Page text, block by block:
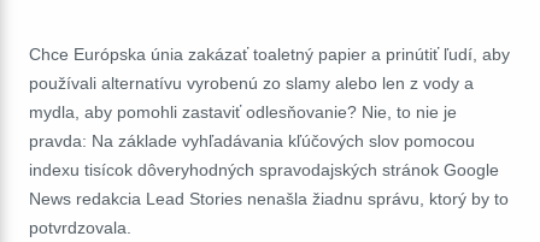
Chce Európska únia zakázať toaletný papier a prinútiť ľudí, aby
používali alternatívu vyrobenú zo slamy alebo len z vody a
mydla, aby pomohli zastaviť odlesňovanie? Nie, to nie je
pravda: Na základe vyhľadávania kľúčových slov pomocou
indexu tisícok dôveryhodných spravodajských stránok Google
News redakcia Lead Stories nenašla žiadnu správu, ktorý by to
potvrdzovala.